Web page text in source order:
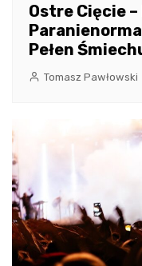
Ostre Cięcie
Pełen
Tomasz Pawłowski